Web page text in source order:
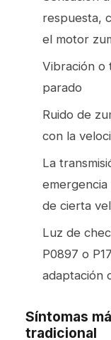
respuesta,
el motor
Vibración o
parado
Ruido de
con la
La
de cierta
Luz de
P0897 o
adaptación
Síntomas
tradicional